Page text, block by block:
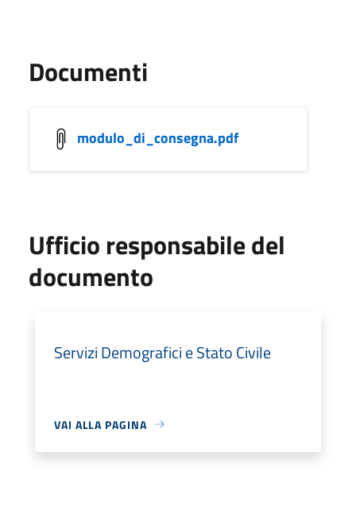
Documenti
modulo_di_consegna.pdf
Ufficio responsabile del
documento
Servizi Demografici e Stato Civile
VAI ALLA PAGINA